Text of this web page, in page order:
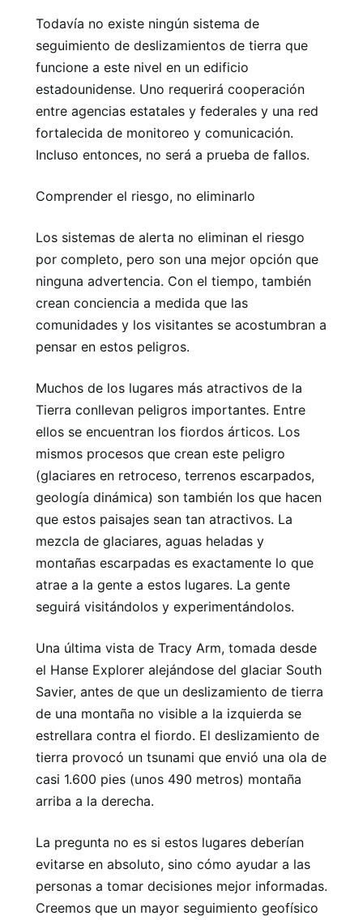
Todavía no existe ningún sistema de
seguimiento de deslizamientos de tierra que
funcione a este nivel en un edificio
estadounidense. Uno requerirá cooperación
entre agencias estatales y federales y una red
fortalecida de monitoreo y comunicación.
Incluso entonces, no será a prueba de fallos.
Comprender el riesgo, no eliminarlo
Los sistemas de alerta no eliminan el riesgo
por completo, pero son una mejor opción que
ninguna advertencia. Con el tiempo, también
crean conciencia a medida que las
comunidades y los visitantes se acostumbran a
pensar en estos peligros.
Muchos de los lugares más atractivos de la
Tierra conllevan peligros importantes. Entre
ellos se encuentran los fiordos árticos. Los
mismos procesos que crean este peligro
(glaciares en retroceso, terrenos escarpados,
geología dinámica) son también los que hacen
que estos paisajes sean tan atractivos. La
mezcla de glaciares, aguas heladas y
montañas escarpadas es exactamente lo que
atrae a la gente a estos lugares. La gente
seguirá visitándolos y experimentándolos.
Una última vista de Tracy Arm, tomada desde
el Hanse Explorer alejándose del glaciar South
Savier, antes de que un deslizamiento de tierra
de una montaña no visible a la izquierda se
estrellara contra el fiordo. El deslizamiento de
tierra provocó un tsunami que envió una ola de
casi 1.600 pies (unos 490 metros) montaña
arriba a la derecha.
La pregunta no es si estos lugares deberían
evitarse en absoluto, sino cómo ayudar a las
personas a tomar decisiones mejor informadas.
Creemos que un mayor seguimiento geofísico